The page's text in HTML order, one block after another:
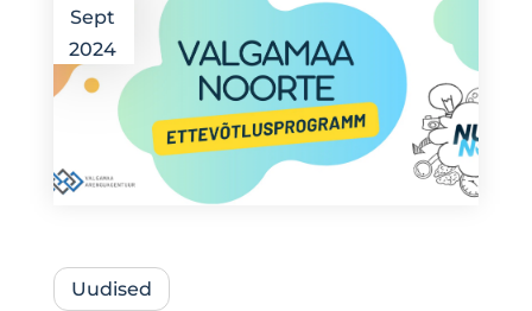
Sept
2024
Uudised